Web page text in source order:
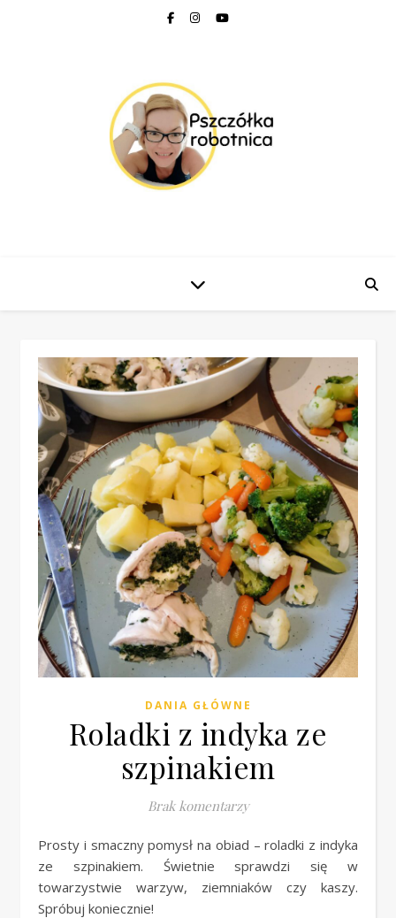
DANIA GŁÓWNE
Roladki z indyka ze
szpinakiem
Brak komentarzy
Prosty i smaczny pomysł na obiad – roladki z indyka
ze szpinakiem. Świetnie sprawdzi się w
towarzystwie warzyw, ziemniaków czy kaszy.
Spróbuj koniecznie!